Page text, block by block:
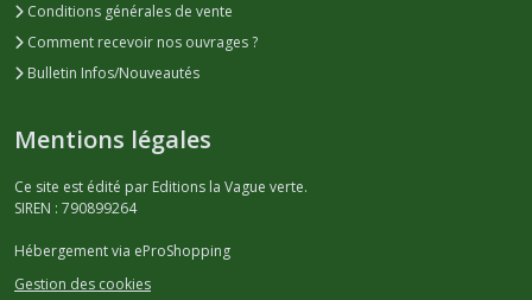
Conditions générales de vente
Comment recevoir nos ouvrages ?
Bulletin Infos/Nouveautés
Mentions légales
Ce site est édité par Editions la Vague verte.
SIREN : 790899264
Hébergement via eProShopping
Gestion des cookies